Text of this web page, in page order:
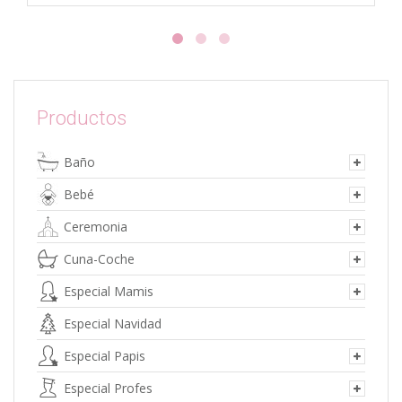
Productos
Baño
Bebé
Ceremonia
Cuna-Coche
Especial Mamis
Especial Navidad
Especial Papis
Especial Profes